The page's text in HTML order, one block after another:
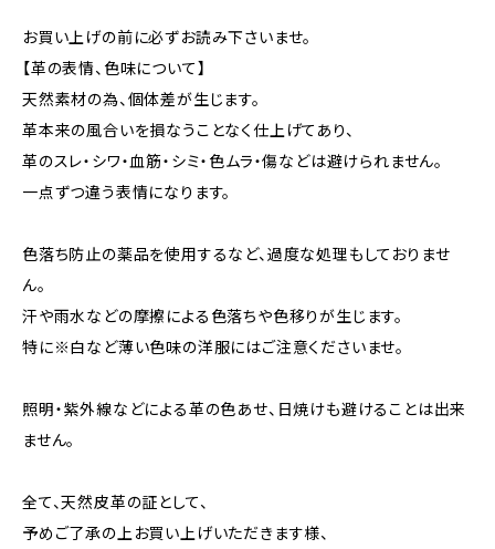
お買い上げの前に必ずお読み下さいませ。
【革の表情、色味について】
天然素材の為、個体差が生じます。
革本来の風合いを損なうことなく仕上げてあり、
革のスレ・シワ・血筋・シミ・色ムラ・傷などは避けられません。
一点ずつ違う表情になります。
色落ち防止の薬品を使用するなど、過度な処理もしておりませ
ん。
汗や雨水などの摩擦による色落ちや色移りが生じます。
特に※白など薄い色味の洋服にはご注意くださいませ。
照明・紫外線などによる革の色あせ、日焼けも避けることは出来
ません。
全て、天然皮革の証として、
予めご了承の上お買い上げいただきます様、